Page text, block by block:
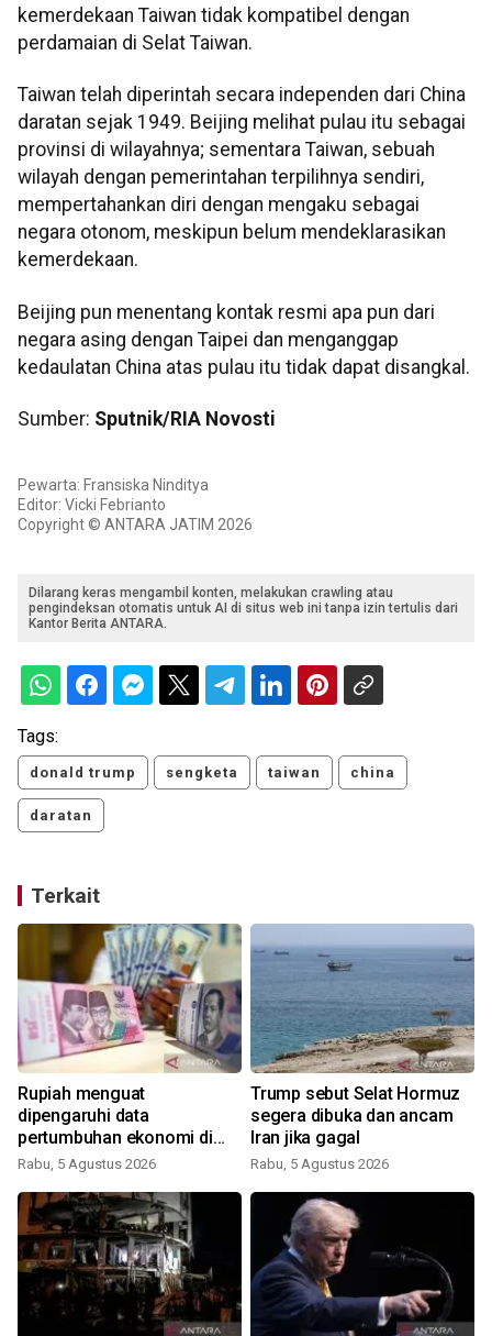
kemerdekaan Taiwan tidak kompatibel dengan
perdamaian di Selat Taiwan.
Taiwan telah diperintah secara independen dari China
daratan sejak 1949. Beijing melihat pulau itu sebagai
provinsi di wilayahnya; sementara Taiwan, sebuah
wilayah dengan pemerintahan terpilihnya sendiri,
mempertahankan diri dengan mengaku sebagai
negara otonom, meskipun belum mendeklarasikan
kemerdekaan.
Beijing pun menentang kontak resmi apa pun dari
negara asing dengan Taipei dan menganggap
kedaulatan China atas pulau itu tidak dapat disangkal.
Sumber: Sputnik/RIA Novosti
Pewarta: Fransiska Ninditya
Editor: Vicki Febrianto
Copyright © ANTARA JATIM 2026
Dilarang keras mengambil konten, melakukan crawling atau
pengindeksan otomatis untuk AI di situs web ini tanpa izin tertulis dari
Kantor Berita ANTARA.
Tags:
donald trump sengketa taiwan china
daratan
Terkait
Rupiah menguat
dipengaruhi data
pertumbuhan ekonomi di
atas ekspektasi
Rabu, 5 Agustus 2026
Trump sebut Selat Hormuz
segera dibuka dan ancam
Iran jika gagal
Rabu, 5 Agustus 2026